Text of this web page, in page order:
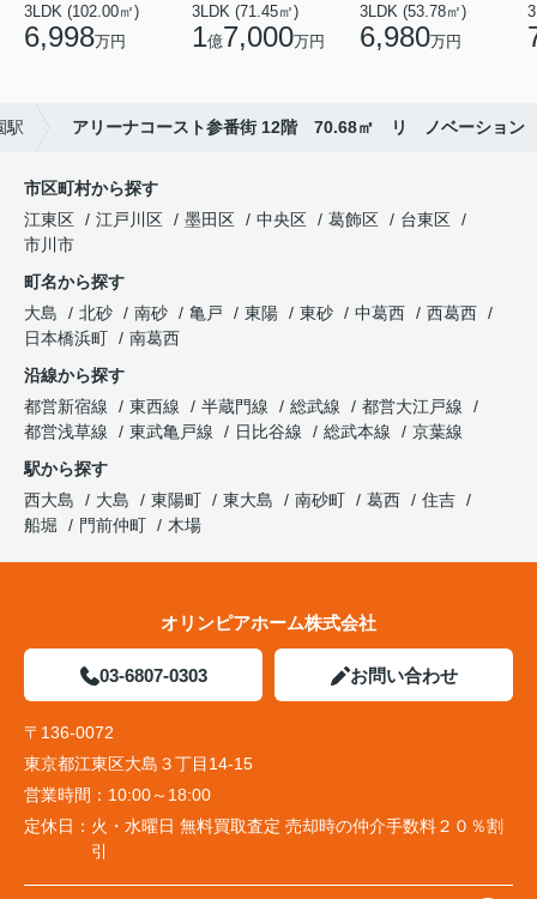
3LDK (102.00㎡)
6,998万円
3LDK (71.45㎡)
1億7,000万円
3LDK (53.78㎡)
6,980万円
駅 アリーナコースト参番街 12階 70.68㎡ リ ノベーション
市区町村から探す
江東区
江戸川区 墨田区 中央区 葛飾区
台東区
市川市
町名から探す
大島
北砂 南砂 亀戸 東陽 東砂 中葛西
西葛西
日本橋浜町
南葛西
沿線から探す
都営新宿線
東西線 半蔵門線 総武線
都営大江戸線
都営浅草線
東武亀戸線 日比谷線 総武本線
京葉線
駅から探す
西大島
大島 東陽町 東大島 南砂町 葛西
住吉
船堀
門前仲町 木場
オリンピアホーム株式会社
03-6807-0303 お問い合わせ
〒136-0072
東京都江東区大島３丁目14-15
営業時間： 10:00～18:00
定休日： 火・水曜日 無料買取査定 売却時の仲介手数料２０％割
引